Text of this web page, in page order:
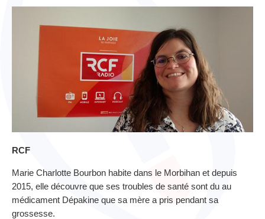
RCF
Marie Charlotte Bourbon habite dans le Morbihan et depuis
2015, elle découvre que ses troubles de santé sont du au
médicament Dépakine que sa mère a pris pendant sa
grossesse.